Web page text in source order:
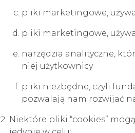
pliki marketingowe,
pliki marketingowe,
narzędzia analityczne,
niej użytkownicy
pliki niezbędne, czyli
pozwalają nam rozwijać
Niektóre pliki “cookies”